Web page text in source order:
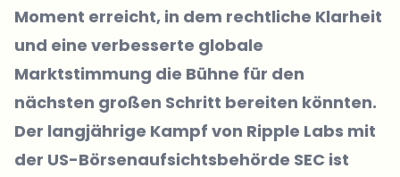
Moment erreicht, in dem rechtliche Klarheit
und eine verbesserte globale
Marktstimmung die Bühne für den
nächsten großen Schritt bereiten könnten.
Der langjährige Kampf von Ripple Labs mit
der US-Börsenaufsichtsbehörde SEC ist